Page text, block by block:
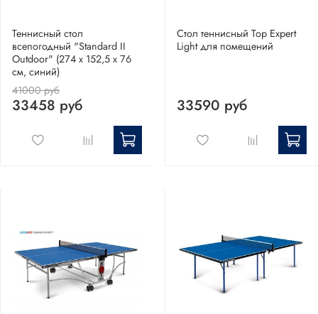
Теннисный стол
всепогодный "Standard II
Outdoor" (274 х 152,5 х 76
см, синий)
41000 руб
33458 руб
Стол теннисный Top Expert
Light для помещений
33590 руб